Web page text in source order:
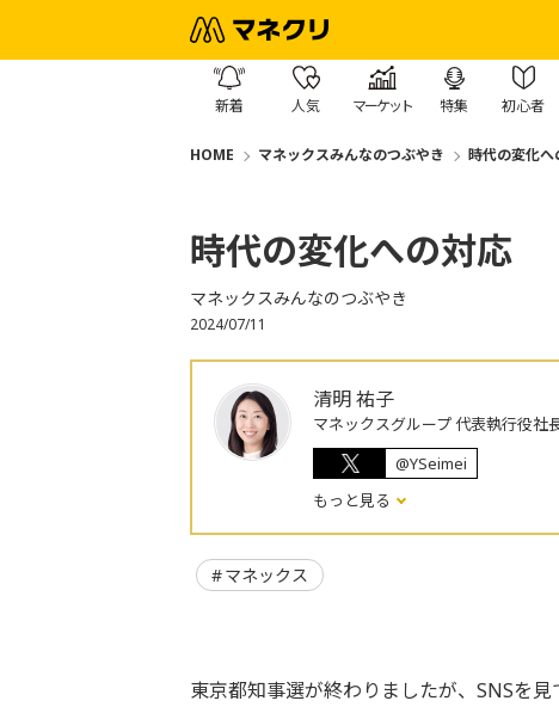
新着 人気 マーケット 特集 初心者
HOME マネックスみんなのつぶやき 時代の変化へ
時代の変化への対応
マネックスみんなのつぶやき
2024/07/11
清明 祐子
マネックスグループ 代表執行役社
@YSeimei
もっと見る
マネックス
東京都知事選が終わりましたが、SNSを